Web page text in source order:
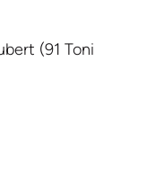
(91 Toni